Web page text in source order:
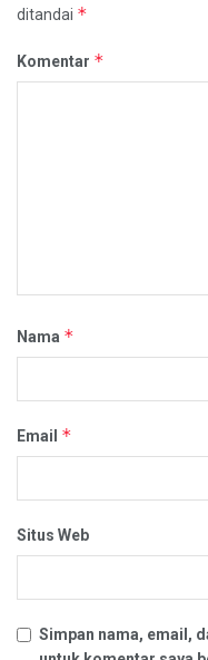
ditandai *
Komentar *
Nama *
Email *
Situs Web
Simpan nama, email,